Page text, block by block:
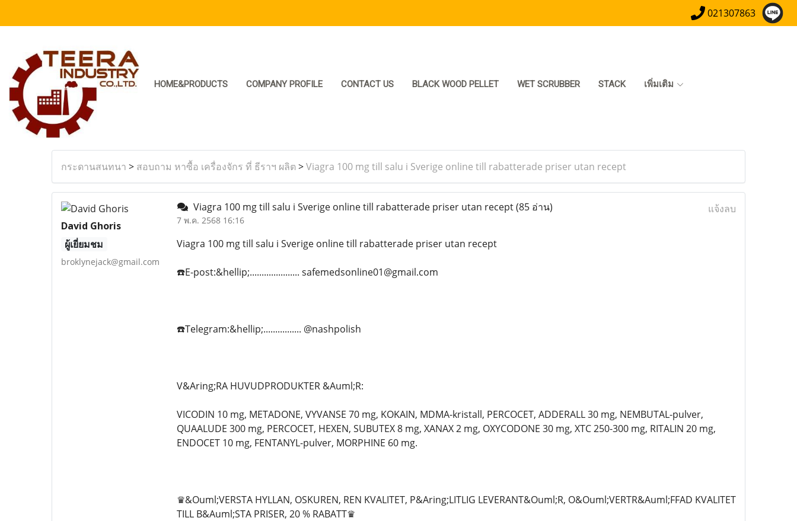
021307863
HOME&PRODUCTS COMPANY PROFILE CONTACT US BLACK WOOD PELLET WET SCRUBBER STACK เพิ่มเติม
กระดานสนทนา > สอบถาม หาซื้อ เครื่องจักร ที่ ธีราฯ ผลิต >Viagra 100 mg till salu i Sverige online till rabatterade priser utan recept
David Ghoris
ผู้เยี่ยมชม
broklynejack@gmail.com
Viagra 100 mg till salu i Sverige online till rabatterade priser utan recept(85 อ่าน)
7 พ.ค. 2568 16:16
แจ้งลบ
Viagra 100 mg till salu i Sverige online till rabatterade priser utan recept
☎️E-post:&hellip;..................... safemedsonline01@gmail.com
☎️Telegram:&hellip;................ @nashpolish
V&Aring;RA HUVUDPRODUKTER &Auml;R:
VICODIN 10 mg, METADONE, VYVANSE 70 mg, KOKAIN, MDMA-kristall, PERCOCET, ADDERALL 30 mg, NEMBUTAL-pulver,
QUAALUDE 300 mg, PERCOCET, HEXEN, SUBUTEX 8 mg, XANAX 2 mg, OXYCODONE 30 mg, XTC 250-300 mg, RITALIN 20 mg,
ENDOCET 10 mg, FENTANYL-pulver, MORPHINE 60 mg.
♛&Ouml;VERSTA HYLLAN, OSKUREN, REN KVALITET, P&Aring;LITLIG LEVERANT&Ouml;R, O&Ouml;VERTR&Auml;FFAD KVALITET
TILL B&Auml;STA PRISER, 20 % RABATT♛